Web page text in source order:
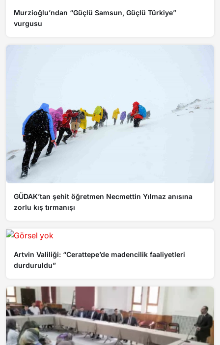
Murzioğlu’ndan “Güçlü Samsun, Güçlü Türkiye”
vurgusu
GÜDAK’tan şehit öğretmen Necmettin Yılmaz anısına
zorlu kış tırmanışı
Artvin Valiliği: “Cerattepe’de madencilik faaliyetleri
durduruldu”